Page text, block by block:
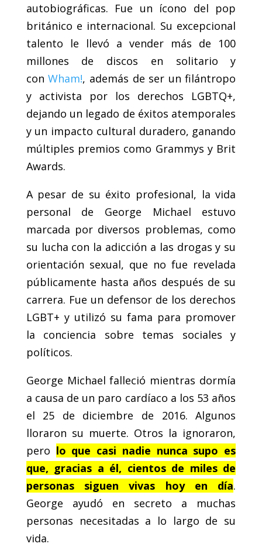
autobiográficas. Fue un ícono del pop
británico e internacional. Su excepcional
talento le llevó a vender más de 100
millones de discos en solitario y
conWham!, además de ser un filántropo
y activista por los derechos LGBTQ+,
dejando un legado de éxitos atemporales
y un impacto cultural duradero, ganando
múltiples premios como Grammys y Brit
Awards.
A pesar de su éxito profesional, la vida
personal de George Michael estuvo
marcada por diversos problemas, como
su lucha con la adicción a las drogas y su
orientación sexual, que no fue revelada
públicamente hasta años después de su
carrera. Fue un defensor de los derechos
LGBT+ y utilizó su fama para promover
la conciencia sobre temas sociales y
políticos.
George Michael falleció mientras dormía
a causa de un paro cardíaco a los 53 años
el 25 de diciembre de 2016. Algunos
lloraron su muerte. Otros la ignoraron,
pero lo que casi nadie nunca supo es
que, gracias a él, cientos de miles de
personas siguen vivas hoy en día.
George ayudó en secreto a muchas
personas necesitadas a lo largo de su
vida.